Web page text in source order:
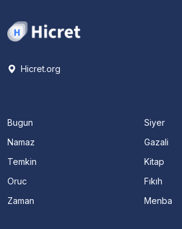
Hicret.org
Bugun
Namaz
Temkin
Oruc
Zaman
Siyer
Gazali
Kitap
Fıkıh
Menba